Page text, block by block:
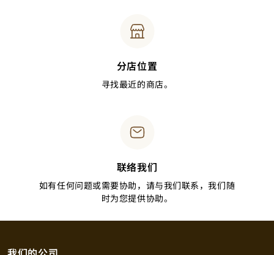
分店位置
寻找最近的商店。
联络我们
如有任何问题或需要协助，请与我们联系，我们随
时为您提供协助。